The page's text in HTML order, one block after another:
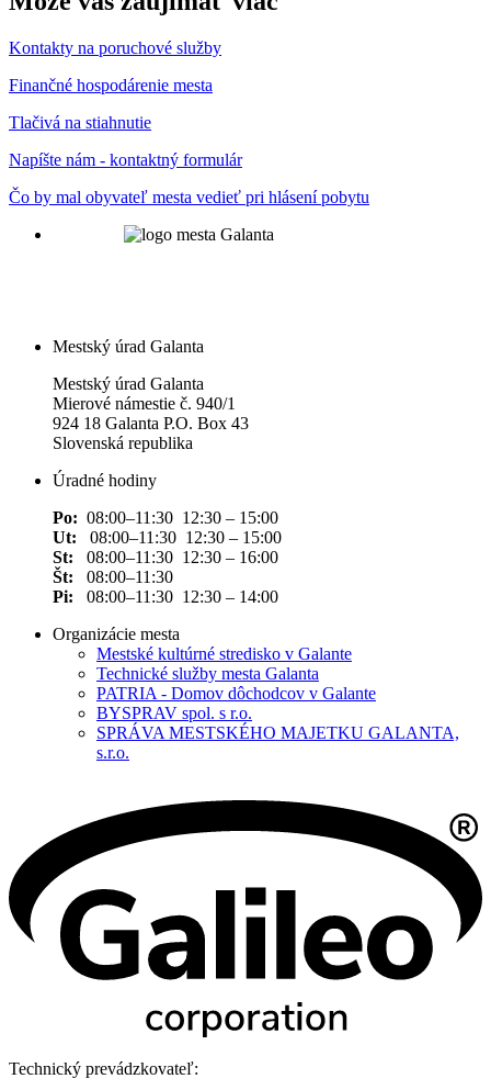
Kontakty na poruchové služby
Finančné hospodárenie mesta
Tlačivá na stiahnutie
Napíšte nám - kontaktný formulár
Čo by mal obyvateľ mesta vedieť pri hlásení pobytu
Mestský úrad Galanta
Mestský úrad Galanta
Mierové námestie č. 940/1
924 18 Galanta P.O. Box 43
Slovenská republika
Úradné hodiny
Po: 08:00–11:30 12:30 – 15:00
Ut: 08:00–11:30 12:30 – 15:00
St: 08:00–11:30 12:30 – 16:00
Št: 08:00–11:30
Pi: 08:00–11:30 12:30 – 14:00
Organizácie mesta
Mestské kultúrné stredisko v Galante
Technické služby mesta Galanta
PATRIA - Domov dôchodcov v Galante
BYSPRAV spol. s r.o.
SPRÁVA MESTSKÉHO MAJETKU GALANTA,
s.r.o.
Technický prevádzkovateľ: